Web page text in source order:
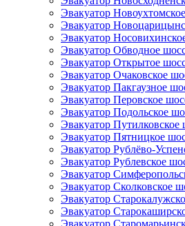
Эвакуатор
Эвакуатор
Эвакуатор
Эвакуатор Обводное
Эвакуатор Открытое
Эвакуатор Очаковское
Эвакуатор Пакгаузное
Эвакуатор Перовское
Эвакуатор Подольское
Эвакуатор Путилковское
Эвакуатор Пятницкое
Эвакуатор Рублёво-
Эвакуатор Рублевское
Эвакуатор
Эвакуатор Сколковское
Эвакуатор
Эвакуатор